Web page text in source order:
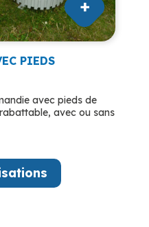
PIEDS
avec pieds de
avec ou sans